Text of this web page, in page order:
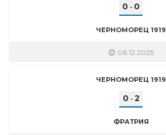
0 - 0
ЧЕРНОМОРЕЦ 1919
06.12.2025
ЧЕРНОМОРЕЦ 1919
0- 2
ФРАТРИЯ